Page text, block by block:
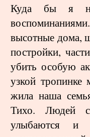
Куда бы я
высотные дома,
постройки,
убить особую
узкой
жила наша
Тихо. Людей
улыбаются и